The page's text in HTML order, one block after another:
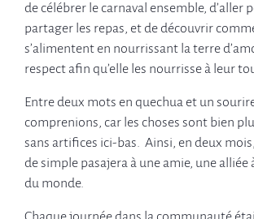
de célébrer le carnaval ensemble, d’aller
partager les repas, et de découvrir
s’alimentent en nourrissant la terre
respect afin qu’elle les nourrisse à leur
Entre deux mots en quechua et un
comprenions, car les choses sont bien
sans artifices ici-bas. Ainsi, en deux
de simple pasajera à une amie, une alliée
du monde.